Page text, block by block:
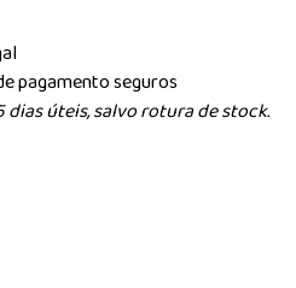
pagamento seguros
úteis, salvo rotura de stock.